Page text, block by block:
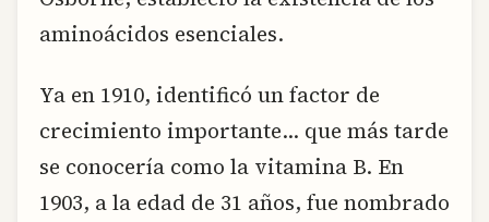
aminoácidos esenciales.
Ya en 1910, identificó un factor de
crecimiento importante… que más tarde
se conocería como la vitamina B. En
1903, a la edad de 31 años, fue nombrado